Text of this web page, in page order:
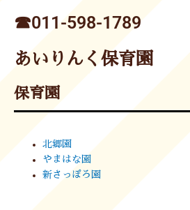
☎︎011-598-1789
あいりんく保育園
保育園
北郷園
やまはな園
新さっぽろ園